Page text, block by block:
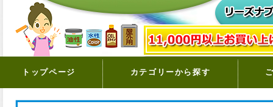
トップページ カテゴリーから探す